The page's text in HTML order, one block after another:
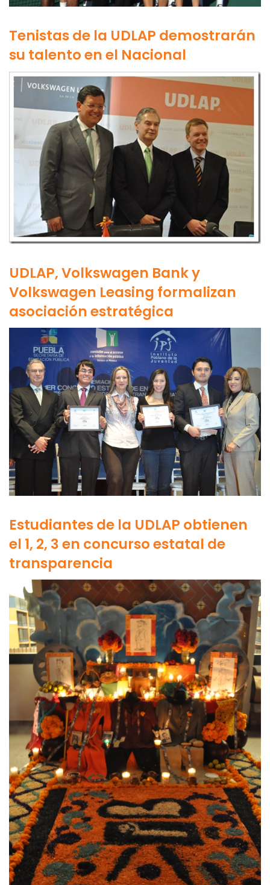
Tenistas de la UDLAP demostrarán
su talento en el Nacional
UDLAP, Volkswagen Bank y
Volkswagen Leasing formalizan
asociación estratégica
Estudiantes de la UDLAP obtienen
el 1, 2, 3 en concurso estatal de
transparencia